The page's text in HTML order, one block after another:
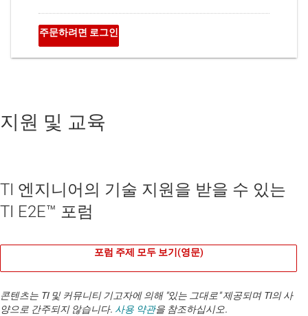
지원 및 교육
TI 엔지니어의 기술 지원을 받을 수 있는
TI E2E™ 포럼
포럼 주제 모두 보기(영문)
콘텐츠는 TI 및 커뮤니티 기고자에 의해 "있는 그대로" 제공되며 TI의 사
양으로 간주되지 않습니다. 사용 약관을 참조하십시오.